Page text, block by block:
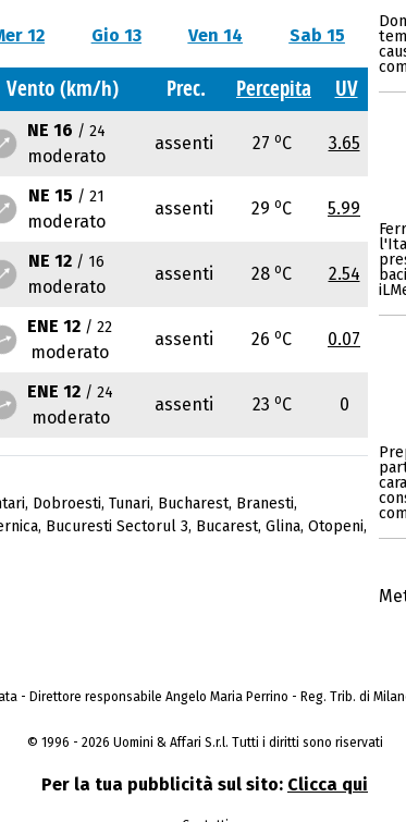
12 Gio 13 Ven 14 Sab 15
Vento (km/h) Prec. Percepita UV
NE 16 / 24
moderato
assenti 27 oC 3.65
NE 15 / 21
moderato
assenti 29 oC 5.99
NE 12 / 16
moderato
assenti 28 oC 2.54
ENE 12 / 22
moderato
assenti 26 oC 0.07
ENE 12 / 24
moderato
assenti 23 oC 0
, Dobroesti, Tunari, Bucharest, Branesti,
, Bucuresti Sectorul 3, Bucarest, Glina, Otopeni,
Direttore responsabile Angelo Maria Perrino - Reg. Trib. di Milano
© 1996 - 2026 Uomini & Affari S.r.l. Tutti i diritti sono riservati
Per la tua pubblicità sul sito: Clicca qui